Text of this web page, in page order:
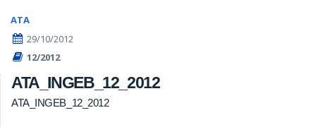
ATA
29/10/2012
12/2012
ATA_INGEB_12_2012
ATA_INGEB_12_2012